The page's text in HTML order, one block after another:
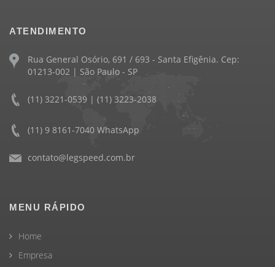
ATENDIMENTO
Rua General Osório, 691 / 693 - Santa Efigênia. Cep:
01213-002 | São Paulo - SP
(11) 3221-0539 | (11) 3223-2038
(11) 9 8161-7040 WhatsApp
contato@legspeed.com.br
MENU RÁPIDO
Home
Empresa